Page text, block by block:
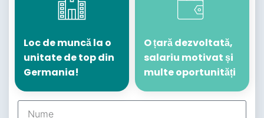
O țară dezvoltată,
salariu motivat și
multe oportunități
Loc de muncă la o
unitate de top din
Germania!